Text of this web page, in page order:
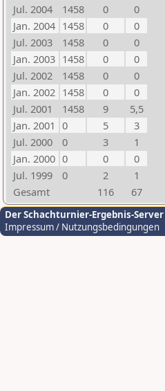
Jul. 2004
1458 0
0
Jan. 2004 1458 0
0
Jul. 2003
1458 0
0
Jan. 2003 1458 0
0
Jul. 2002
1458 0
0
Jan. 2002 1458 0
0
Jul. 2001
1458 9
5,5
Jan. 2001 0 5
3
Jul. 2000
0 3
1
Jan. 2000 0 0
0
Jul. 1999
0 2
1
Gesamt
116 67
Der Schachturnier-Ergebnis-Server
Impressum / Nutzungsbedingungen